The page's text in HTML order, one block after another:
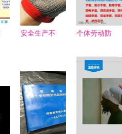
安全生产不
套你知道多
少？
个体劳动防
（PPE）使
用培训指南
**\n\n**第一
章 概述
**\n1.1